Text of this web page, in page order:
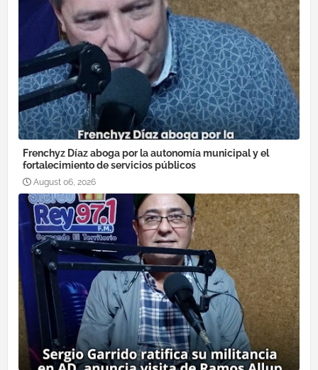
Frenchyz Díaz aboga por la autonomía municipal y el
fortalecimiento de servicios públicos
August 06, 2026